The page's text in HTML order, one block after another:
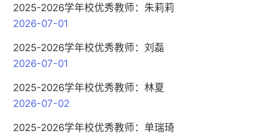
2025-2026学年校优秀教师：朱莉莉
2026-07-01
2025-2026学年校优秀教师：刘磊
2026-07-01
2025-2026学年校优秀教师：林夏
2026-07-02
2025-2026学年校优秀教师：单瑞琦